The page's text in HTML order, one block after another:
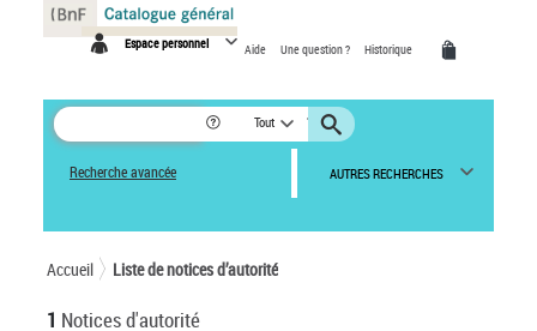
Espace personnel Aide Une question ? Historique
Tout
Recherche avancée AUTRES RECHERCHES
Accueil Liste de notices d’autorité
1 Notices d'autorité
Panneau de gestion des cookies